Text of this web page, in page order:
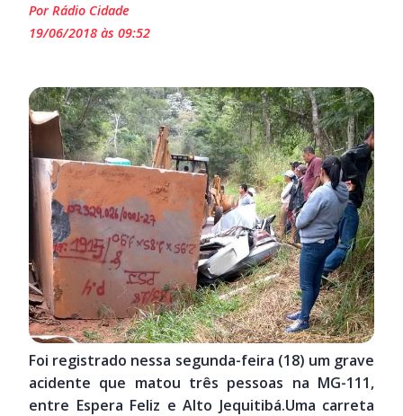
Por Rádio Cidade
19/06/2018 às 09:52
Foi registrado nessa segunda-feira (18) um grave
acidente que matou três pessoas na MG-111,
entre Espera Feliz e Alto Jequitibá.Uma carreta